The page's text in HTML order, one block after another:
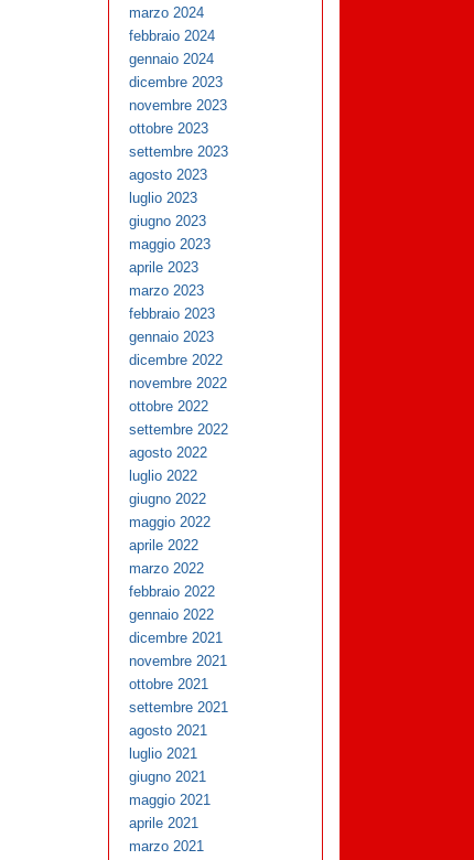
marzo 2024
febbraio 2024
gennaio 2024
dicembre 2023
novembre 2023
ottobre 2023
settembre 2023
agosto 2023
luglio 2023
giugno 2023
maggio 2023
aprile 2023
marzo 2023
febbraio 2023
gennaio 2023
dicembre 2022
novembre 2022
ottobre 2022
settembre 2022
agosto 2022
luglio 2022
giugno 2022
maggio 2022
aprile 2022
marzo 2022
febbraio 2022
gennaio 2022
dicembre 2021
novembre 2021
ottobre 2021
settembre 2021
agosto 2021
luglio 2021
giugno 2021
maggio 2021
aprile 2021
marzo 2021